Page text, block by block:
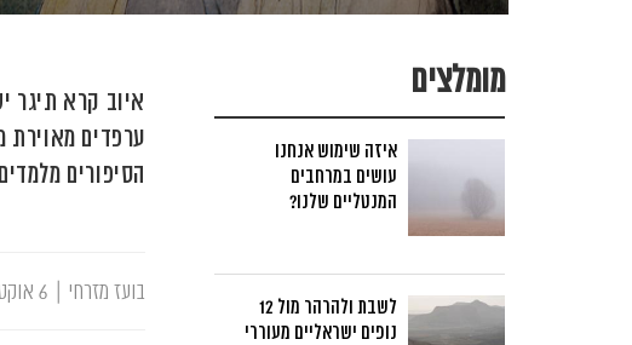
איוב קרא תיגר
ערפדים מאוירת
הסיפורים
בועז מזרחי
מומלצים
איזה שימוש אנחנו
עושים במרחבים
המנטליים שלנו?
לשבת ולהרהר מול 12
נופים ישראליים מעוררי